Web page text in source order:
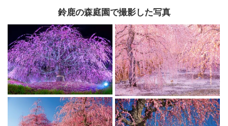
鈴鹿の森庭園で撮影した写真